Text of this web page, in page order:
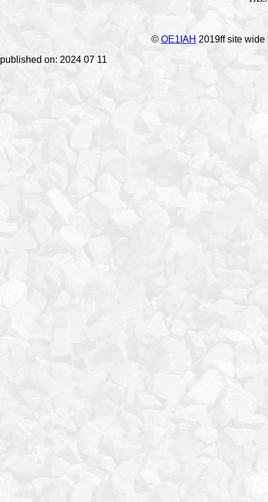
© OE1IAH 2019ff site
published on: 2024 07 11